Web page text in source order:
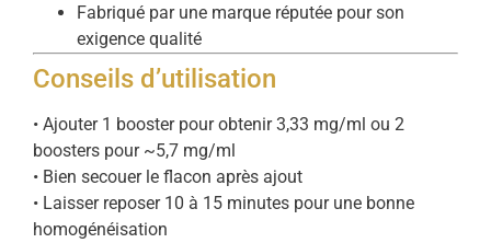
Fabriqué par une marque réputée pour son
exigence qualité
Conseils d’utilisation
• Ajouter 1 booster pour obtenir 3,33 mg/ml ou 2
boosters pour ~5,7 mg/ml
• Bien secouer le flacon après ajout
• Laisser reposer 10 à 15 minutes pour une bonne
homogénéisation